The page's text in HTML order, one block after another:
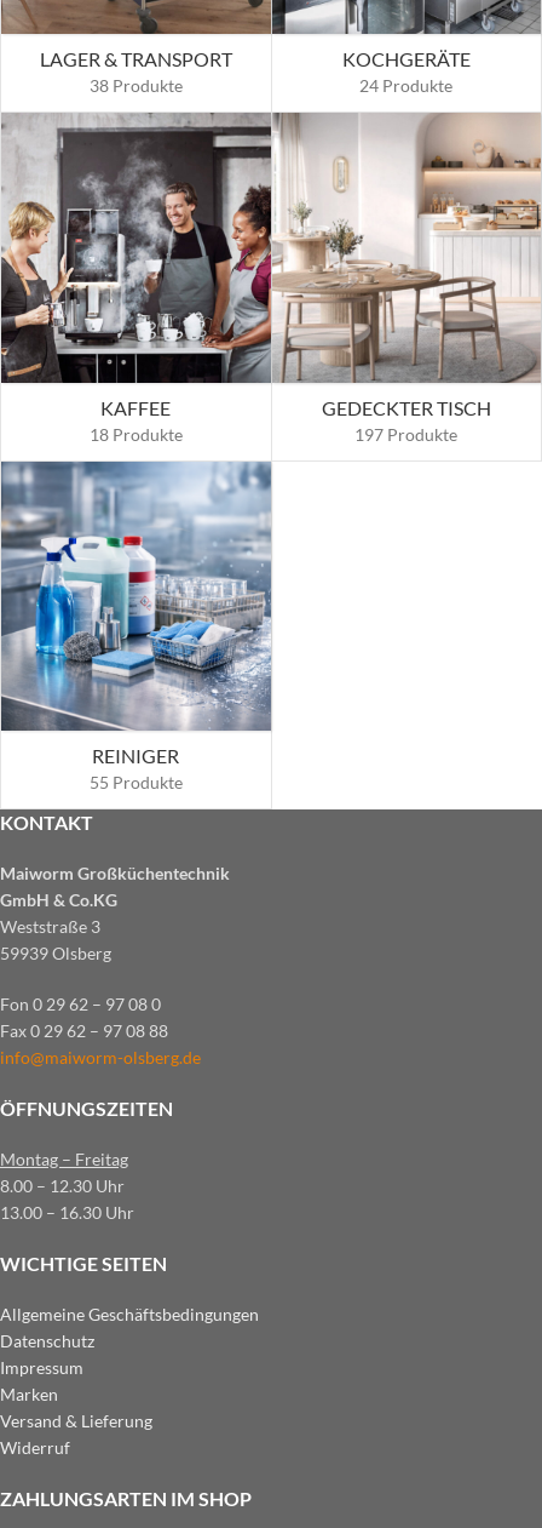
LAGER & TRANSPORT
38 Produkte
KOCHGERÄTE
24 Produkte
KAFFEE
18 Produkte
GEDECKTER TISCH
197 Produkte
REINIGER
55 Produkte
KONTAKT
Maiworm Großküchentechnik
GmbH & Co.KG
Weststraße 3
59939 Olsberg
Fon 0 29 62 – 97 08 0
Fax 0 29 62 – 97 08 88
info@maiworm-olsberg.de
ÖFFNUNGSZEITEN
Montag – Freitag
8.00 – 12.30 Uhr
13.00 – 16.30 Uhr
WICHTIGE SEITEN
Allgemeine Geschäftsbedingungen
Datenschutz
Impressum
Marken
Versand & Lieferung
Widerruf
ZAHLUNGSARTEN IM SHOP